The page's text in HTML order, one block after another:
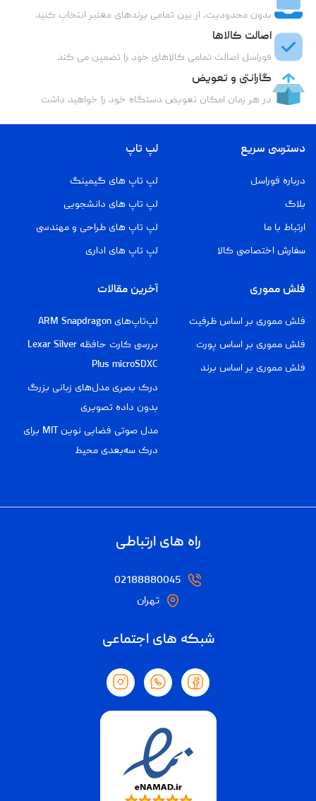
بدون محدودیت، از بین تمامی برندهای معتبر انتخاب کنید
اصالت کالاها
فوراسل اصالت تمامی کالاهای خود را تضمین می کند
گارانتی و تعویض
در هر زمان امکان تعویض دستگاه خود را خواهید داشت
دسترسی سریع
درباره فوراسل
بلاگ
ارتباط با ما
سفارش اختصاصی کالا
لپ تاپ
لپ تاپ های گیمینگ
لپ تاپ های دانشجویی
لپ تاپ های طراحی و مهندسی
لپ تاپ های اداری
فلش مموری
فلش مموری بر اساس ظرفیت
فلش مموری بر اساس پورت
فلش مموری بر اساس برند
آخرین مقالات
لپ‌تاپ‌های ARM Snapdragon
بررسی کارت حافظه Lexar Silver
Plus microSDXC
درک بصری مدل‌های زبانی بزرگ
بدون داده تصویری
مدل صوتی فضایی نوین MIT برای
درک سه‌بعدی محیط
راه های ارتباطی
02188880045
تهران
شبکه های اجتماعی